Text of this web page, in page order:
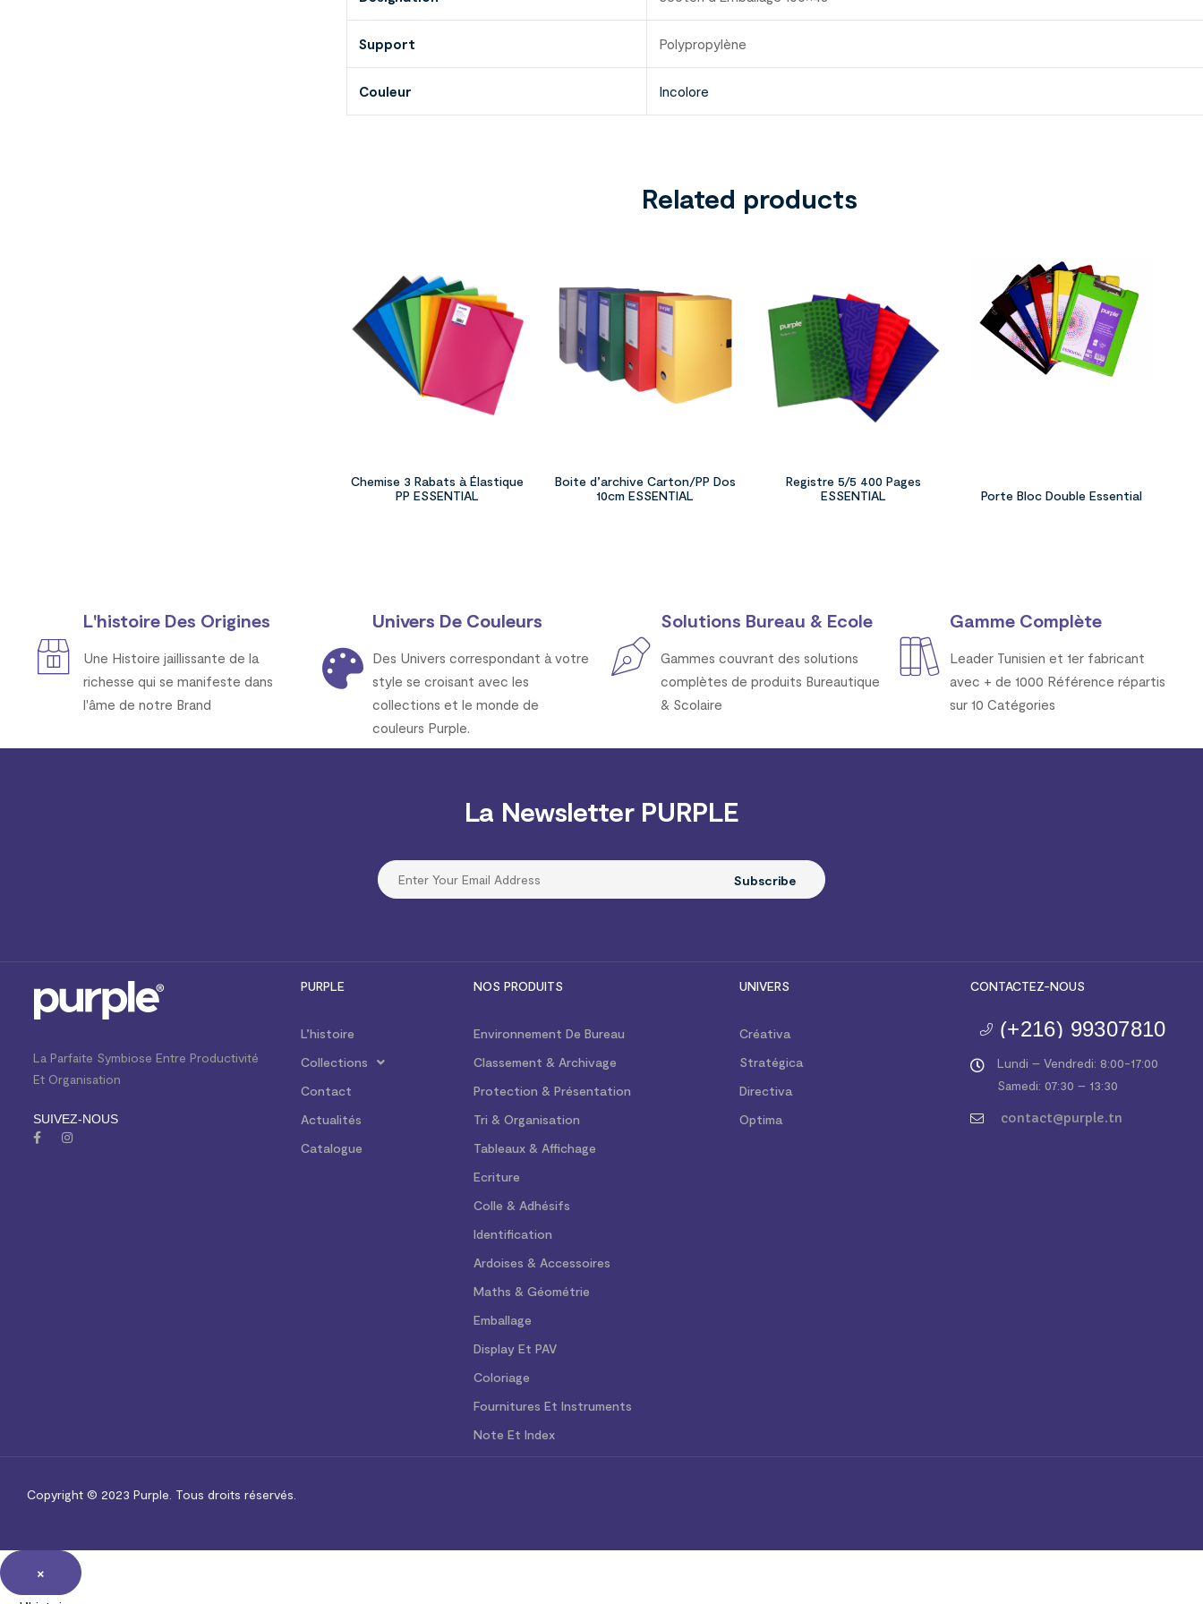
Support Polypropylène
Couleur Incolore
Related products
Chemise 3 Rabats à Élastique
PP ESSENTIAL
Boite d’archive Carton/PP Dos
10cm ESSENTIAL
Registre 5/5 400 Pages
ESSENTIAL
Porte Bloc Double Essential
L'histoire Des Origines
Une Histoire jaillissante de la
richesse qui se manifeste dans
l'âme de notre Brand
Univers De Couleurs
Des Univers correspondant à votre
style se croisant avec les
collections et le monde de
couleurs Purple.
Solutions Bureau & Ecole
Gammes couvrant des solutions
complètes de produits Bureautique
& Scolaire
Gamme Complète
Leader Tunisien et 1er fabricant
avec + de 1000 Référence répartis
sur 10 Catégories
La Newsletter PURPLE
Subscribe
La Parfaite Symbiose Entre Productivité
Et Organisation
SUIVEZ-NOUS
PURPLE
L’histoire
Collections
Contact
Actualités
Catalogue
NOS PRODUITS
Environnement De Bureau
Classement & Archivage
Protection & Présentation
Tri & Organisation
Tableaux & Affichage
Ecriture
Colle & Adhésifs
Identification
Ardoises & Accessoires
Maths & Géométrie
Emballage
Display Et PAV
Coloriage
Fournitures Et Instruments
Note Et Index
UNIVERS
Créativa
Stratégica
Directiva
Optima
CONTACTEZ-NOUS
(+216) 99307810
Lundi – Vendredi: 8:00-17:00
Samedi: 07:30 – 13:30
contact@purple.tn
Copyright © 2023 Purple. Tous droits réservés.
×